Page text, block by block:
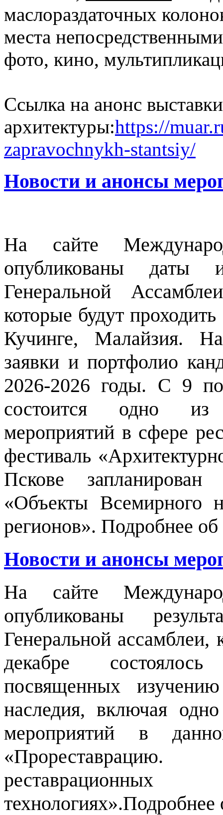
маслораздаточных
места
фото, кино,
Ссылка на анонс
архитектуры:https://
zapravochnykh-stantsiy/
Новости и анонсы
На сайте
опубликованы даты
Генеральной
которые будут
Кучинге, Малайзия.
заявки и портфолио
2026-2026 годы. С 9
состоится одно из
мероприятий в сфере
фестиваль
Пскове
«Объекты Всемирного
регионов». Подробнее об
Новости и анонсы
На сайте
опубликованы
Генеральной
декабре
посвященных
наследия, включая
мероприятий в